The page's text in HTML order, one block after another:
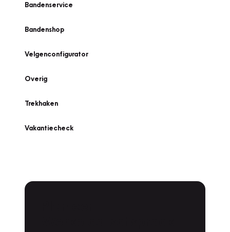
Bandenservice
Bandenshop
Velgenconfigurator
Overig
Trekhaken
Vakantiecheck